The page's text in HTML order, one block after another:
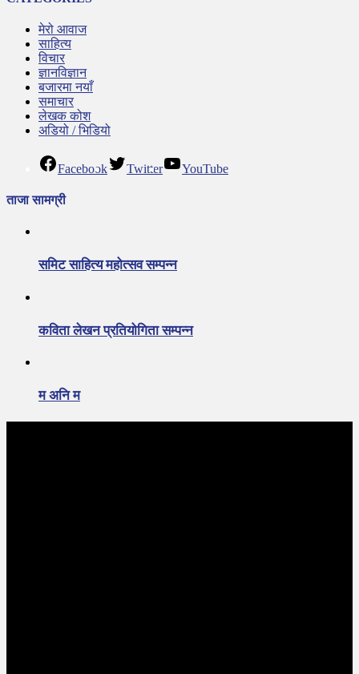
मेरो आवाज
साहित्य
विचार
ज्ञानविज्ञान
बजारमा नयाँ
समाचार
लेखक कोश
अडियो / भिडियो
Facebook Twitter YouTube
ताजा सामग्री
समिट साहित्य महोत्सव सम्पन्न
कविता लेखन प्रतियोगिता सम्पन्न
म अनि म